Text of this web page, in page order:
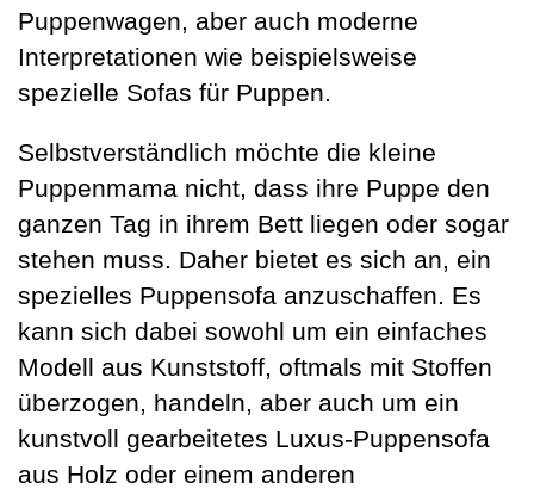
Puppenwagen, aber auch moderne
Interpretationen wie beispielsweise
spezielle Sofas für Puppen.
Selbstverständlich möchte die kleine
Puppenmama nicht, dass ihre Puppe den
ganzen Tag in ihrem Bett liegen oder sogar
stehen muss. Daher bietet es sich an, ein
spezielles Puppensofa anzuschaffen. Es
kann sich dabei sowohl um ein einfaches
Modell aus Kunststoff, oftmals mit Stoffen
überzogen, handeln, aber auch um ein
kunstvoll gearbeitetes Luxus-Puppensofa
aus Holz oder einem anderen